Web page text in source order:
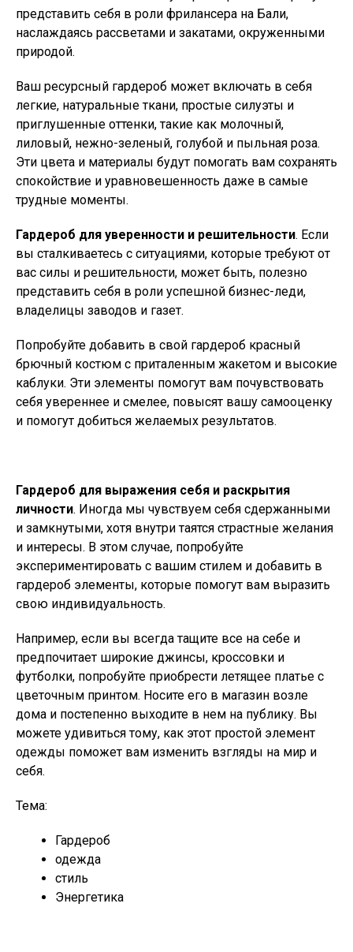
представить себя в роли фрилансера на Бали,
наслаждаясь рассветами и закатами, окруженными
природой.
Ваш ресурсный гардероб может включать в себя
легкие, натуральные ткани, простые силуэты и
приглушенные оттенки, такие как молочный,
лиловый, нежно-зеленый, голубой и пыльная роза.
Эти цвета и материалы будут помогать вам сохранять
спокойствие и уравновешенность даже в самые
трудные моменты.
Гардероб для уверенности и решительности. Если
вы сталкиваетесь с ситуациями, которые требуют от
вас силы и решительности, может быть, полезно
представить себя в роли успешной бизнес-леди,
владелицы заводов и газет.
Попробуйте добавить в свой гардероб красный
брючный костюм с приталенным жакетом и высокие
каблуки. Эти элементы помогут вам почувствовать
себя увереннее и смелее, повысят вашу самооценку
и помогут добиться желаемых результатов.
Гардероб для выражения себя и раскрытия
личности. Иногда мы чувствуем себя сдержанными
и замкнутыми, хотя внутри таятся страстные желания
и интересы. В этом случае, попробуйте
экспериментировать с вашим стилем и добавить в
гардероб элементы, которые помогут вам выразить
свою индивидуальность.
Например, если вы всегда тащите все на себе и
предпочитает широкие джинсы, кроссовки и
футболки, попробуйте приобрести летящее платье с
цветочным принтом. Носите его в магазин возле
дома и постепенно выходите в нем на публику. Вы
можете удивиться тому, как этот простой элемент
одежды поможет вам изменить взгляды на мир и
себя.
Тема:
Гардероб
одежда
стиль
Энергетика